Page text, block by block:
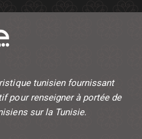
tunisien fournissant
pour renseigner à portée de
sur la Tunisie.